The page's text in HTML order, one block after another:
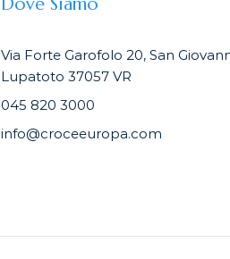
Via Forte Garofolo 20, San
Lupatoto 37057 VR
045 820 3000
info@croceeuropa.com